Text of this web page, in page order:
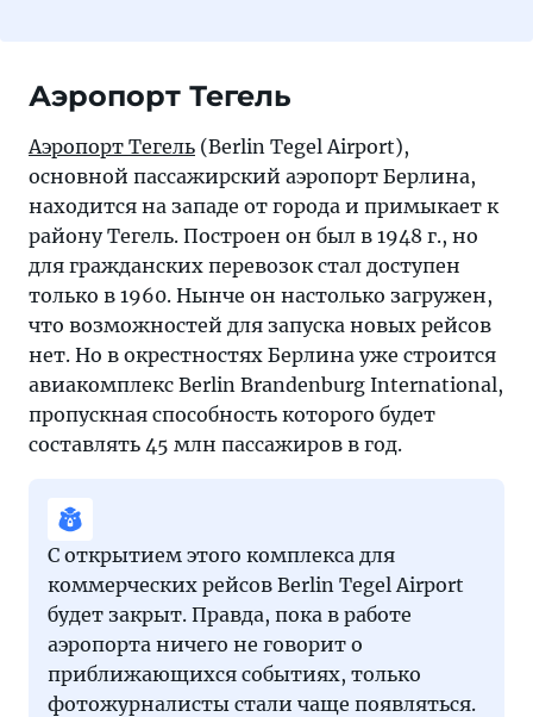
Аэропорт Тегель
Аэропорт Тегель (Berlin Tegel Airport),
основной пассажирский аэропорт Берлина,
находится на западе от города и примыкает к
району Тегель. Построен он был в 1948 г., но
для гражданских перевозок стал доступен
только в 1960. Нынче он настолько загружен,
что возможностей для запуска новых рейсов
нет. Но в окрестностях Берлина уже строится
авиакомплекс Berlin Brandenburg International,
пропускная способность которого будет
составлять 45 млн пассажиров в год.
С открытием этого комплекса для
коммерческих рейсов Berlin Tegel Airport
будет закрыт. Правда, пока в работе
аэропорта ничего не говорит о
приближающихся событиях, только
фотожурналисты стали чаще появляться.